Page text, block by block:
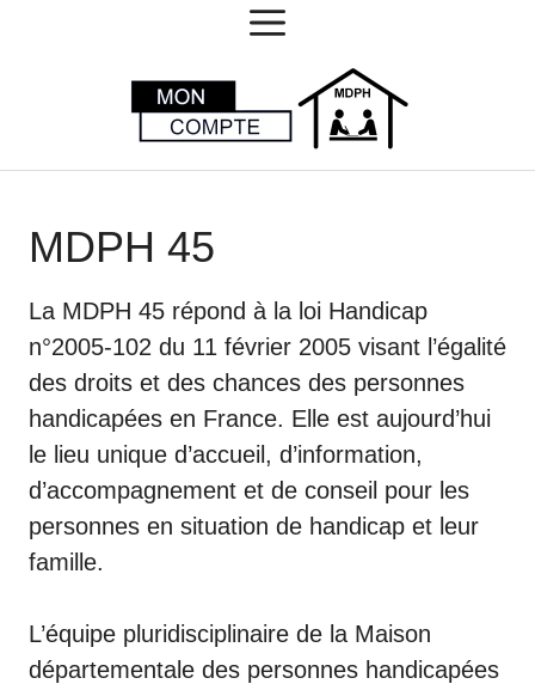
MENU
MDPH 45
La MDPH 45 répond à la loi Handicap
n°2005-102 du 11 février 2005 visant l’égalité
des droits et des chances des personnes
handicapées en France. Elle est aujourd’hui
le lieu unique d’accueil, d’information,
d’accompagnement et de conseil pour les
personnes en situation de handicap et leur
famille.
L’équipe pluridisciplinaire de la Maison
départementale des personnes handicapées